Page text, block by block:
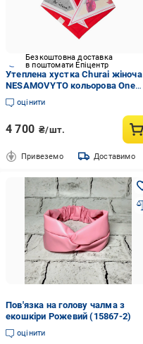
Безкоштовна доставка
в поштомати Епіцентр
Утеплена хустка Churai жіноча
NESAMOVYTO кольорова One
size
оцінити
4 700 ₴/шт.
Привеземо Доставимо
Пов'язка на голову чалма з
екошкіри Рожевий (15867-2)
оцінити